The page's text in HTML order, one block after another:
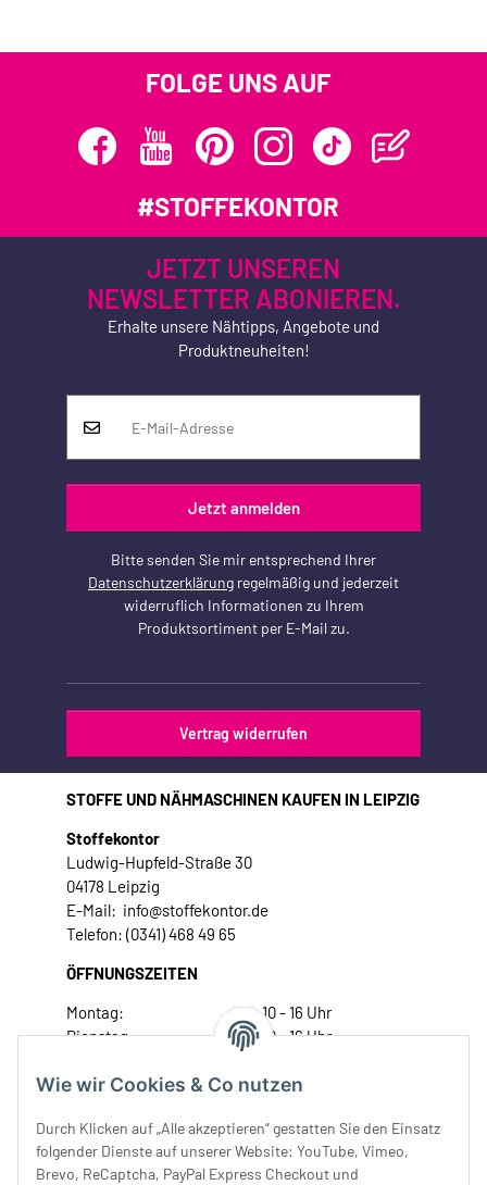
Wie wir Cookies & Co nutzen
Durch Klicken auf „Alle akzeptieren“ gestatten Sie den Einsatz
folgender Dienste auf unserer Website: YouTube, Vimeo,
Brevo, ReCaptcha, PayPal Express Checkout und
FOLGE UNS AUF
#STOFFEKONTOR
JETZT UNSEREN
NEWSLETTER ABONIEREN.
Erhalte unsere Nähtipps, Angebote und
Produktneuheiten!
Jetzt anmelden
Bitte senden Sie mir entsprechend Ihrer
Datenschutzerklärung regelmäßig und jederzeit
widerruflich Informationen zu Ihrem
Produktsortiment per E-Mail zu.
Vertrag widerrufen
STOFFE UND NÄHMASCHINEN KAUFEN IN LEIPZIG
Stoffekontor
Ludwig-Hupfeld-Straße 30
04178 Leipzig
E-Mail: info@stoffekontor.de
Telefon: (0341) 468 49 65
ÖFFNUNGSZEITEN
Montag:
10 - 16 Uhr
Dienstag:
10 - 16 Uhr
Donnerstag:
10 - 18 Uhr
Samstag:
10 - 14 Uhr
Unser Service